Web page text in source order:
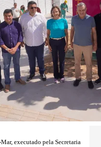
executado pela Secretaria